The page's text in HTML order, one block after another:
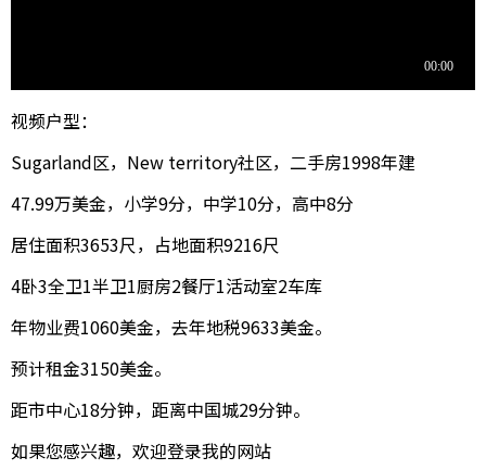
视频户型：
Sugarland区，New territory社区，二手房1998年建
47.99万美金，小学9分，中学10分，高中8分
居住面积3653尺，占地面积9216尺
4卧3全卫1半卫1厨房2餐厅1活动室2车库
年物业费1060美金，去年地税9633美金。
预计租金3150美金。
距市中心18分钟，距离中国城29分钟。
如果您感兴趣，欢迎登录我的网站